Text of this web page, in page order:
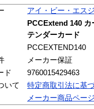
アイ・ビー・エス
PCCExtend 140
テンダーカード
PCCEXTEND140
メーカー保証
ド
9760015429463
いて
特定商取引法に基
メーカー商品ペー